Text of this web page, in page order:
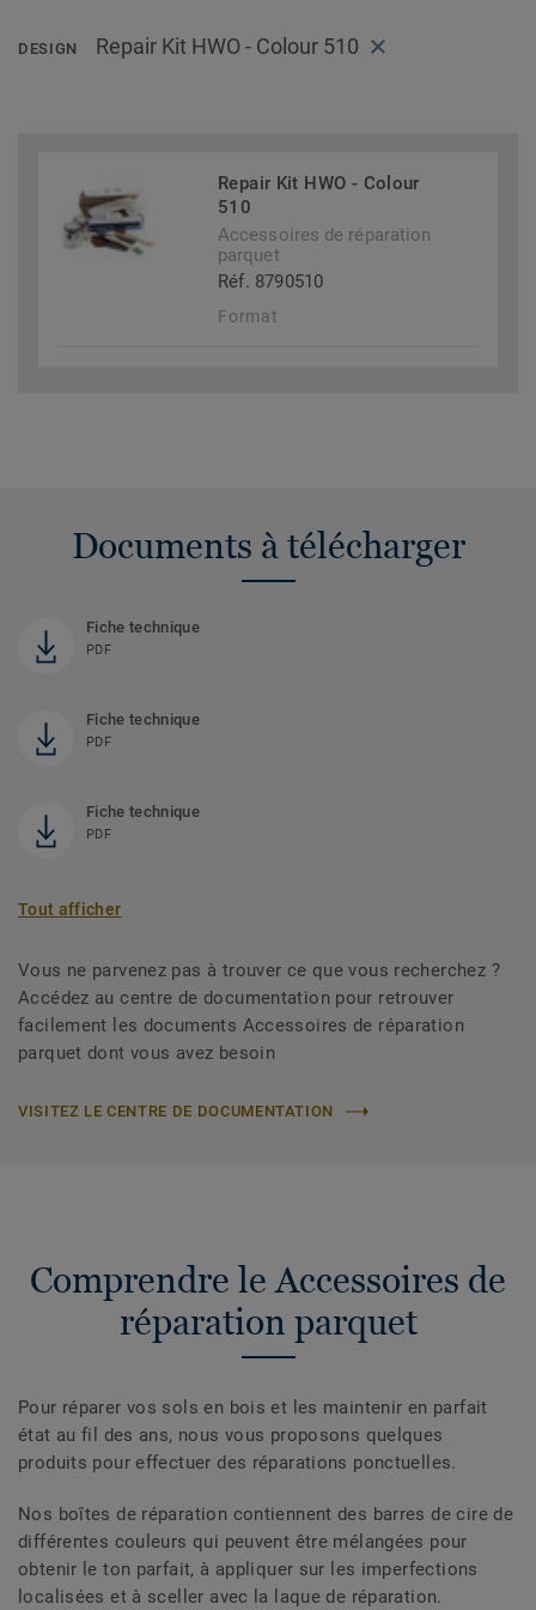
DESIGN Repair Kit HWO - Colour 510
Repair Kit HWO - Colour
510
Accessoires de réparation
parquet
Réf. 8790510
Format
Documents à télécharger
Fiche technique
PDF
Fiche technique
PDF
Fiche technique
PDF
Tout afficher
Vous ne parvenez pas à trouver ce que vous recherchez ?
Accédez au centre de documentation pour retrouver
facilement les documents Accessoires de réparation
parquet dont vous avez besoin
VISITEZ LE CENTRE DE DOCUMENTATION
Comprendre le Accessoires de
réparation parquet
Pour réparer vos sols en bois et les maintenir en parfait
état au fil des ans, nous vous proposons quelques
produits pour effectuer des réparations ponctuelles.
Nos boîtes de réparation contiennent des barres de cire de
différentes couleurs qui peuvent être mélangées pour
obtenir le ton parfait, à appliquer sur les imperfections
localisées et à sceller avec la laque de réparation.